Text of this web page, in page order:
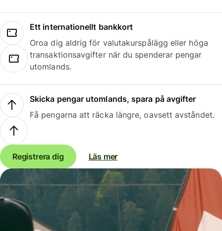
Ett internationellt bankkort
Oroa dig aldrig för valutakurspålägg eller höga
transaktionsavgifter när du spenderar pengar
utomlands.
Skicka pengar utomlands, spara på avgifter
Få pengarna att räcka längre, oavsett avståndet.
Registrera dig Läs mer